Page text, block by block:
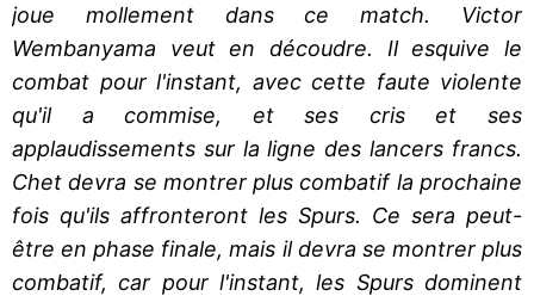
joue mollement dans ce match. Victor
Wembanyama veut en découdre. Il esquive le
combat pour l'instant, avec cette faute violente
qu'il a commise, et ses cris et ses
applaudissements sur la ligne des lancers francs.
Chet devra se montrer plus combatif la prochaine
fois qu'ils affronteront les Spurs. Ce sera peut-
être en phase finale, mais il devra se montrer plus
combatif, car pour l'instant, les Spurs dominent